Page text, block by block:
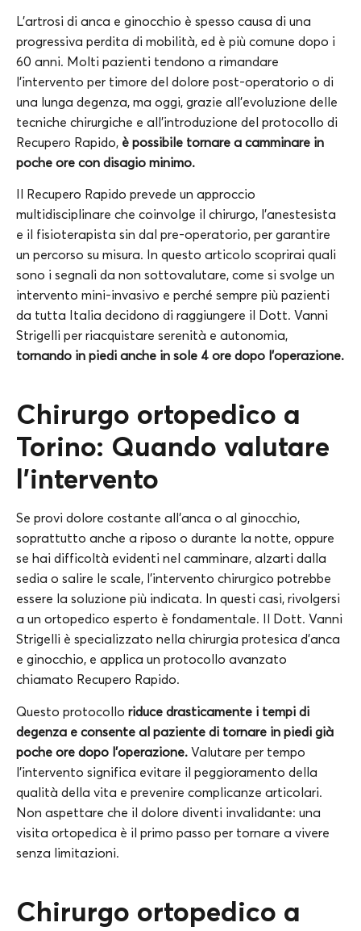
L’artrosi di anca e ginocchio è spesso causa di una
progressiva perdita di mobilità, ed è più comune dopo i
60 anni. Molti pazienti tendono a rimandare
l’intervento per timore del dolore post-operatorio o di
una lunga degenza, ma oggi, grazie all’evoluzione delle
tecniche chirurgiche e all’introduzione del protocollo di
Recupero Rapido, è possibile tornare a camminare in
poche ore con disagio minimo.
Il Recupero Rapido prevede un approccio
multidisciplinare che coinvolge il chirurgo, l’anestesista
e il fisioterapista sin dal pre-operatorio, per garantire
un percorso su misura. In questo articolo scoprirai quali
sono i segnali da non sottovalutare, come si svolge un
intervento mini-invasivo e perché sempre più pazienti
da tutta Italia decidono di raggiungere il Dott. Vanni
Strigelli per riacquistare serenità e autonomia,
tornando in piedi anche in sole 4 ore dopo l’operazione.
Chirurgo ortopedico a
Torino: Quando valutare
l’intervento
Se provi dolore costante all’anca o al ginocchio,
soprattutto anche a riposo o durante la notte, oppure
se hai difficoltà evidenti nel camminare, alzarti dalla
sedia o salire le scale, l’intervento chirurgico potrebbe
essere la soluzione più indicata. In questi casi, rivolgersi
a un ortopedico esperto è fondamentale. Il Dott. Vanni
Strigelli è specializzato nella chirurgia protesica d’anca
e ginocchio, e applica un protocollo avanzato
chiamato Recupero Rapido.
Questo protocollo riduce drasticamente i tempi di
degenza e consente al paziente di tornare in piedi già
poche ore dopo l’operazione. Valutare per tempo
l’intervento significa evitare il peggioramento della
qualità della vita e prevenire complicanze articolari.
Non aspettare che il dolore diventi invalidante: una
visita ortopedica è il primo passo per tornare a vivere
senza limitazioni.
Chirurgo ortopedico a